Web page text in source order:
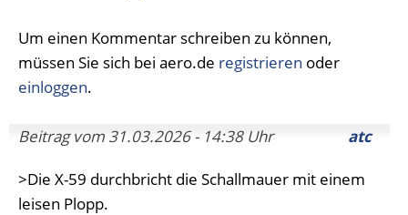
Um einen Kommentar schreiben zu können,
müssen Sie sich bei aero.de registrieren oder
einloggen.
Beitrag vom 31.03.2026 - 14:38 Uhr atc
>Die X-59 durchbricht die Schallmauer mit einem
leisen Plopp.